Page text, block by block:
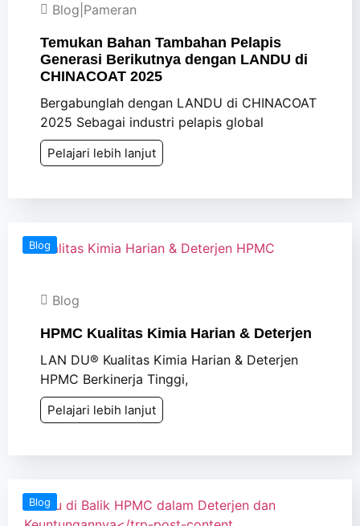
Blog Pameran
Temukan Bahan Tambahan Pelapis
Generasi Berikutnya dengan LANDU di
CHINACOAT 2025
Bergabunglah dengan LANDU di CHINACOAT
2025 Sebagai industri pelapis global
Pelajari lebih lanjut
Blog
Blog
HPMC Kualitas Kimia Harian & Deterjen
LAN DU® Kualitas Kimia Harian & Deterjen
HPMC Berkinerja Tinggi,
Pelajari lebih lanjut
Blog